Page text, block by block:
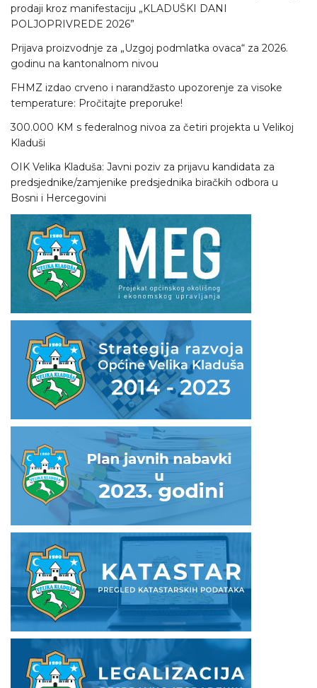
prodaji kroz manifestaciju „KLADUŠKI DANI
POLJOPRIVREDE 2026”
Prijava proizvodnje za „Uzgoj podmlatka ovaca“ za 2026.
godinu na kantonalnom nivou
FHMZ izdao crveno i narandžasto upozorenje za visoke
temperature: Pročitajte preporuke!
300.000 KM s federalnog nivoa za četiri projekta u Velikoj
Kladuši
OIK Velika Kladuša: Javni poziv za prijavu kandidata za
predsjednike/zamjenike predsjednika biračkih odbora u
Bosni i Hercegovini